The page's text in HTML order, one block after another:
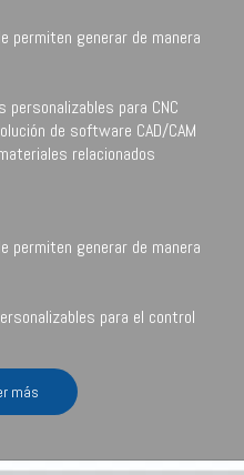
permiten generar de manera
personalizables para CNC
de software CAD/CAM
relacionados
permiten generar de manera
para el control
más